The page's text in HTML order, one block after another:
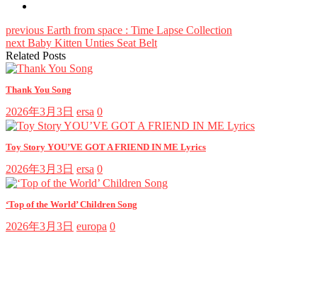
previous Earth from space : Time Lapse Collection
next Baby Kitten Unties Seat Belt
Related Posts
Thank You Song
2026年3月3日 ersa 0
Toy Story YOU’VE GOT A FRIEND IN ME Lyrics
2026年3月3日 ersa 0
‘Top of the World’ Children Song
2026年3月3日 europa 0